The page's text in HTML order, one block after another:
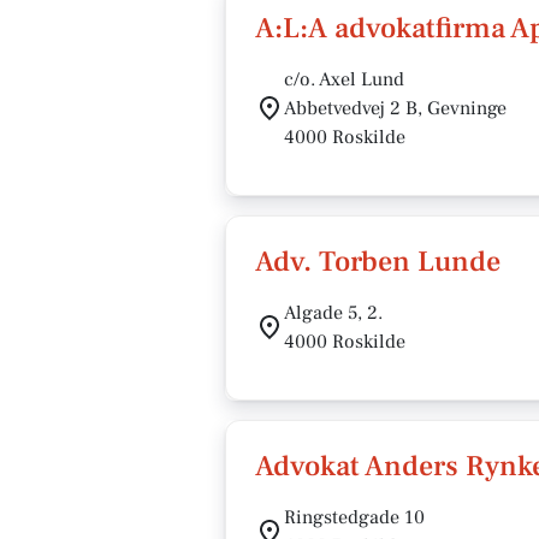
A:L:A advokatfirma
c/o. Axel Lund
Abbetvedvej 2 B, Gevninge
4000 Roskilde
Adv. Torben Lunde
Algade 5, 2.
4000 Roskilde
Advokat Anders
Ringstedgade 10